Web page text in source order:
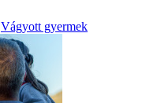
Vágyott gyermek